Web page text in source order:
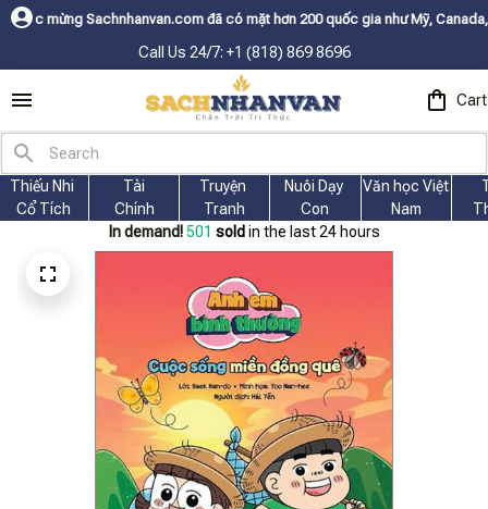
đã có mặt hơn 200 quốc gia như Mỹ, Canada, Úc, Nhật, Hàn, và
Call Us 24/7: +1 (818) 869 8696
Cart
Thiếu Nhi
Cổ Tích
Tài
Chính
Truyện
Tranh
Nuôi Dạy
Con
Văn học Việt
Nam
In demand! 501 sold in the last 24 hours